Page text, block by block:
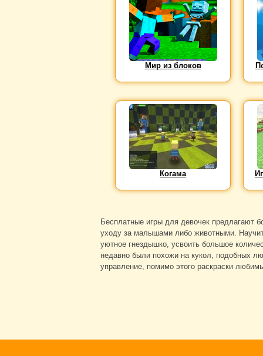
Мир из блоков
Когама
Бесплатные игры для девочек предлагают
уходу за малышами либо животными.
уютное гнездышко, усвоить большое
недавно были похожи на кукол, подобных
управление, помимо этого раскраски